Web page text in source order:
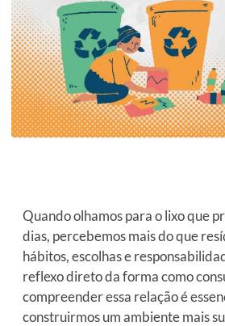
Quando olhamos para o lixo que
dias, percebemos mais do que
hábitos, escolhas e
reflexo direto da forma como
compreender essa relação é
construirmos um ambiente mais